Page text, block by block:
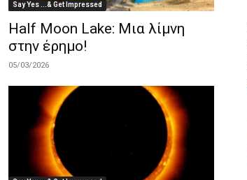
Say Yes ...& Get Impressed
Half Moon Lake: Μια λίμνη
στην έρημο!
05/03/2026